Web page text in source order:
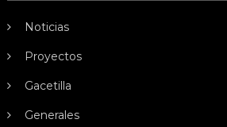
Noticias
Proyectos
Gacetilla
Generales